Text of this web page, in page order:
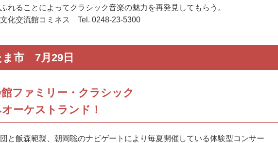
れることによってクラシック音楽の魅力を再発見してもらう。
文化交流館コミネス Tel. 0248-23-5300
ま市 7月29日
ファミリー・クラシック
ーケストランド！
と飯森範親、朝岡聡のナビゲートにより毎夏開催している体験型コンサー